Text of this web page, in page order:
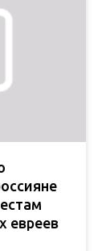
евреев